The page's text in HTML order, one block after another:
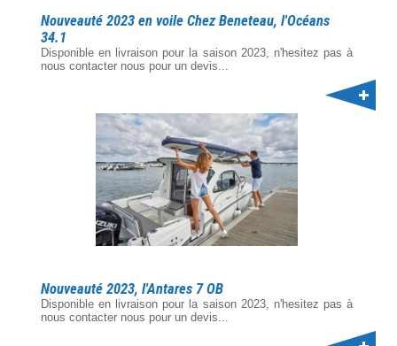
Nouveauté 2023 en voile Chez Beneteau, l'Océans
34.1
Disponible en livraison pour la saison 2023, n'hesitez pas à
nous contacter nous pour un devis...
Nouveauté 2023, l'Antares 7 OB
Disponible en livraison pour la saison 2023, n'hesitez pas à
nous contacter nous pour un devis...